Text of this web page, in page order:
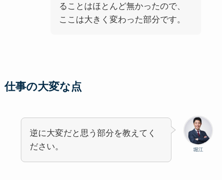
ることはほとんど無かったので、
ここは大きく変わった部分です。
仕事の大変な点
堀江
逆に大変だと思う部分を教えてく
ださい。